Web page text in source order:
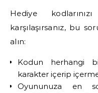
Hediye
karşılaşırsanız, bu
alın:
Kodun herhangi
karakter içerip
Oyununuza en